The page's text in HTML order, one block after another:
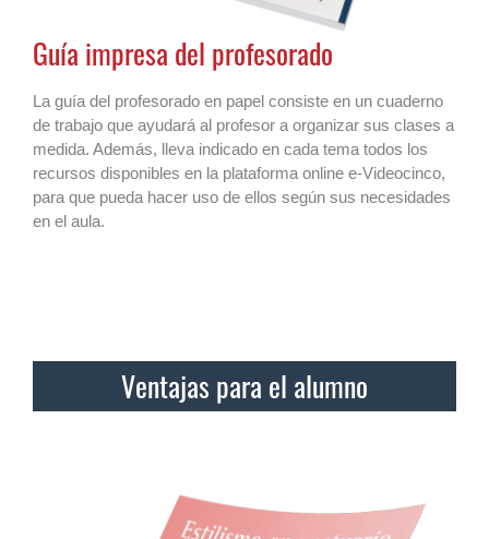
Guía impresa del profesorado
La guía del profesorado en papel consiste en un cuaderno
de trabajo que ayudará al profesor a organizar sus clases a
medida. Además, lleva indicado en cada tema todos los
recursos disponibles en la plataforma online e-Videocinco,
para que pueda hacer uso de ellos según sus necesidades
en el aula.
Ventajas para el alumno